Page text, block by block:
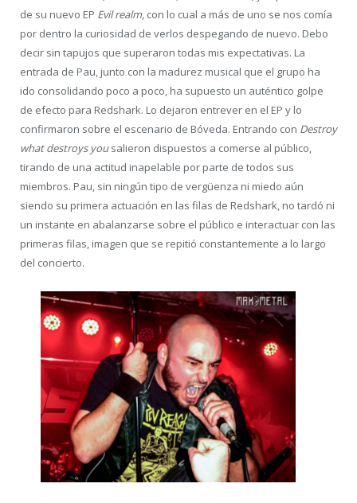
de su nuevo EP Evil realm, con lo cual a más de uno se nos comía
por dentro la curiosidad de verlos despegando de nuevo. Debo
decir sin tapujos que superaron todas mis expectativas. La
entrada de Pau, junto con la madurez musical que el grupo ha
ido consolidando poco a poco, ha supuesto un auténtico golpe
de efecto para Redshark. Lo dejaron entrever en el EP y lo
confirmaron sobre el escenario de Bóveda. Entrando con Destroy
what destroys yousalieron dispuestos a comerse al público,
tirando de una actitud inapelable por parte de todos sus
miembros. Pau, sin ningún tipo de vergüenza ni miedo aún
siendo su primera actuación en las filas de Redshark, no tardó ni
un instante en abalanzarse sobre el público e interactuar con las
primeras filas, imagen que se repitió constantemente a lo largo
del concierto.